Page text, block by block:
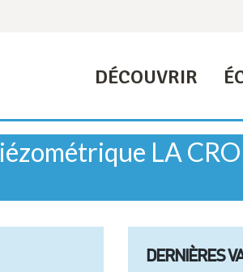
DÉCOUVRIR
LA
DERNIÈRES